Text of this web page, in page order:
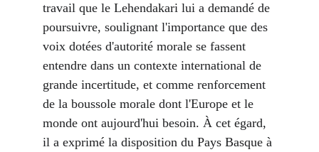
travail que le Lehendakari lui a demandé de
poursuivre, soulignant l'importance que des
voix dotées d'autorité morale se fassent
entendre dans un contexte international de
grande incertitude, et comme renforcement
de la boussole morale dont l'Europe et le
monde ont aujourd'hui besoin. À cet égard,
il a exprimé la disposition du Pays Basque à